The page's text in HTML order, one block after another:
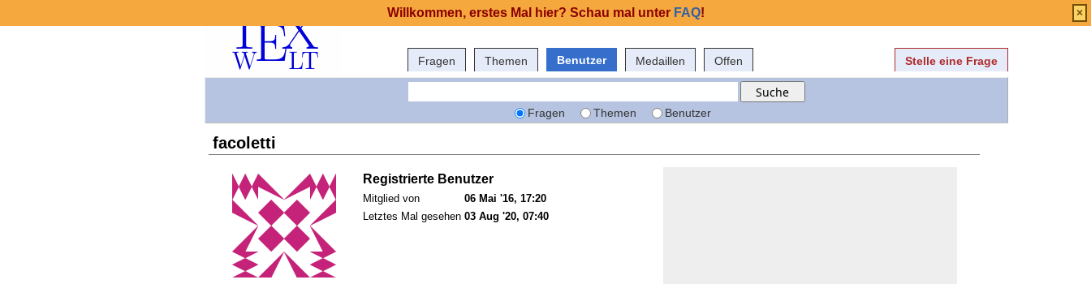
Fragen Themen Benutzer Medaillen Offen Stelle eine Frage
Fragen Themen Benutzer
facoletti
Registrierte Benutzer
Mitglied von
06 Mai '16, 17:20
Letztes Mal gesehen 03 Aug '20, 07:40
Willkommen, erstes Mal hier? Schau mal unter FAQ! ×